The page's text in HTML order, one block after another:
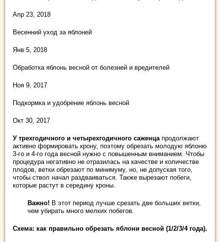
Апр 23, 2018
Весенний уход за яблоней
Янв 5, 2018
Обработка яблонь весной от болезней и вредителей
Ноя 9, 2017
Подкормка и удобрение яблонь весной
Окт 30, 2017
У трехгодичного и четырехгодичного саженцапродолжают
активно формировать крону, поэтому обрезать молодую яблоню
3-го и 4-го года весной нужно с повышенным вниманием. Чтобы
процедура негативно не отразилась на качестве и количестве
плодов, ветки обрезают по минимуму, но, не допуская того,
чтобы ствол начал раздваиваться. Также вырезают побеги,
которые растут в середину кроны.
Важно! В этот период лучше срезать две больших ветки,
чем убирать много мелких побегов.
Схема: как правильно обрезать яблони весной (1/2/3/4 года).